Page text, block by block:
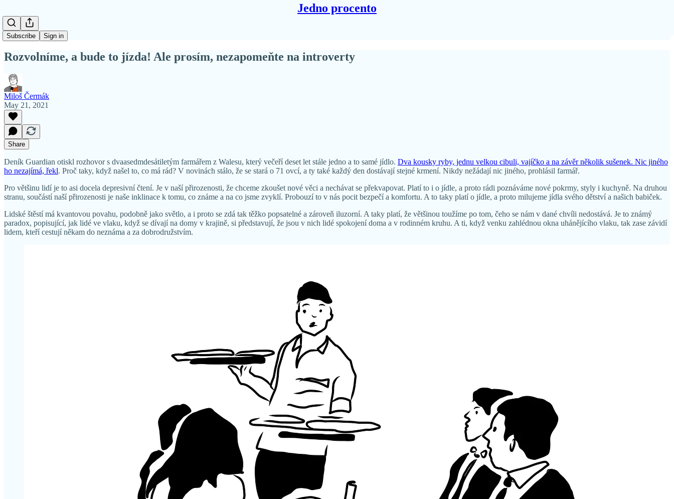
Jedno procento
Subscribe Sign in
Rozvolníme, a bude to jízda! Ale prosím, nezapomeňte na introverty
Miloš Čermák
May 21, 2021
Share
Deník Guardian otiskl rozhovor s dvaasedmdesátiletým farmářem z Walesu, který večeří deset let stále jedno a to samé jídlo. Dva kousky ryby, jednu velkou cibuli, vajíčko a na závěr několik sušenek. Nic jiného
ho nezajímá, řekl. Proč taky, když našel to, co má rád? V novinách stálo, že se stará o 71 ovcí, a ty také každý den dostávají stejné krmení. Nikdy nežádají nic jiného, prohlásil farmář.
Pro většinu lidí je to asi docela depresivní čtení. Je v naší přirozenosti, že chceme zkoušet nové věci a nechávat se překvapovat. Platí to i o jídle, a proto rádi poznáváme nové pokrmy, styly i kuchyně. Na druhou
stranu, součástí naší přirozenosti je naše inklinace k tomu, co známe a na co jsme zvyklí. Probouzí to v nás pocit bezpečí a komfortu. A to taky platí o jídle, a proto milujeme jídla svého dětství a našich babiček.
Lidské štěstí má kvantovou povahu, podobně jako světlo, a i proto se zdá tak těžko popsatelné a zároveň iluzorní. A taky platí, že většinou toužíme po tom, čeho se nám v dané chvíli nedostává. Je to známý
paradox, popisující, jak lidé ve vlaku, když se dívají na domy v krajině, si představují, že jsou v nich lidé spokojení doma a v rodinném kruhu. A ti, když venku zahlédnou okna uhánějícího vlaku, tak zase závidí
lidem, kteří cestují někam do neznáma a za dobrodružstvím.